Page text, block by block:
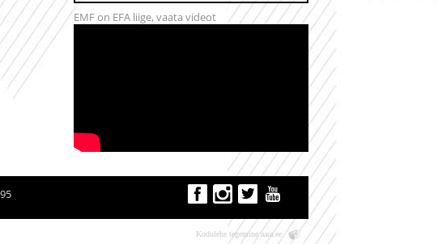
EMF on EFA liige, vaata videot
Kodulehe tegemineaara.ee